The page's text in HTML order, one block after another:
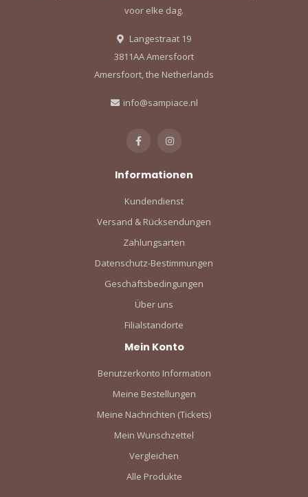
voor elke dag.
Langestraat 19
3811AA Amersfoort
Amersfoort, the Netherlands
info@sampiace.nl
Informationen
Kundendienst
Versand & Rücksendungen
Zahlungsarten
Datenschutz-Bestimmungen
Geschäftsbedingungen
Über uns
Filialstandorte
Mein Konto
Benutzerkonto Information
Meine Bestellungen
Meine Nachrichten (Tickets)
Mein Wunschzettel
Vergleichen
Alle Produkte